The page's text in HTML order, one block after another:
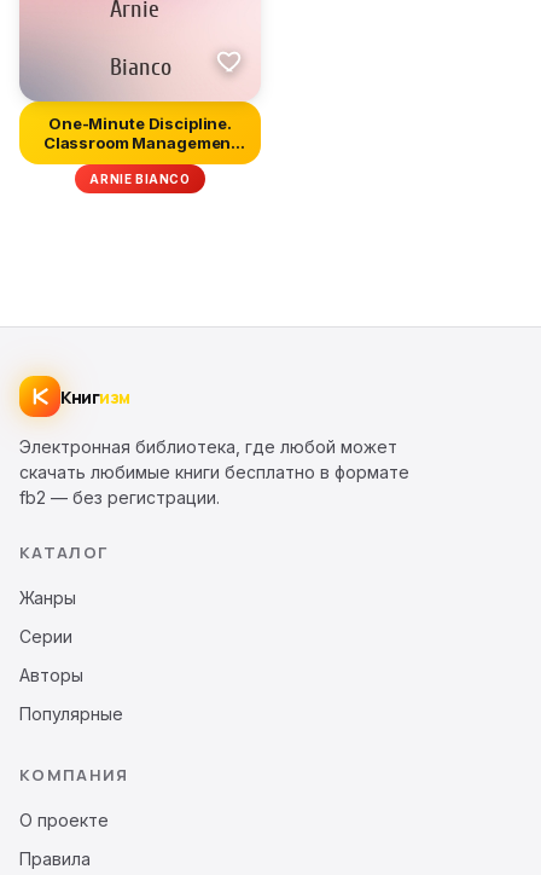
One-Minute Discipline.
Classroom Management
Strate...
ARNIE BIANCO
Книгизм
Электронная библиотека, где любой может
скачать любимые книги бесплатно в формате
fb2 — без регистрации.
КАТАЛОГ
Жанры
Серии
Авторы
Популярные
КОМПАНИЯ
О проекте
Правила